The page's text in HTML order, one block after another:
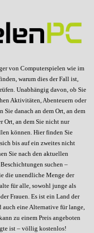
von Computerspielen wie im
warum dies der Fall ist,
Unabhängig davon, ob Sie
Aktivitäten, Abenteuern oder
danach an dem Ort, an dem
Ort, an dem Sie nicht nur
können. Hier finden Sie
bis auf ein zweites nicht
Sie nach den aktuellen
suchen –
die unendliche Menge der
für alle, sowohl junge als
Frauen. Es ist ein Land der
eine Alternative für lange,
zu einem Preis angeboten
ist – völlig kostenlos!